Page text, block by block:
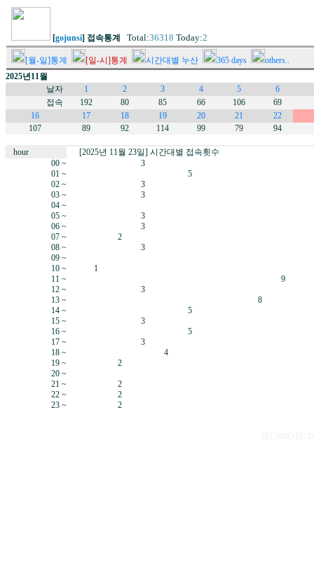
[gojunsi] 접속통계 Total:36318 Today:2
[월-일]통계 [일-시]통계 시간대별 누산 365 days
others..
2025년11월
날자
1 2 3 4 5
6
접속
192 80 85 66 106
69
16
17 18 19 20 21
22
107
89 92 114 99 79 94
hour
[2025년 11월 23일] 시간대별 접속횟수
00 ~
3
01 ~
5
02 ~
3
03 ~
3
04 ~
05 ~
3
06 ~
3
07 ~
2
08 ~
3
09 ~
10 ~
1
11 ~
9
12 ~
3
13 ~
8
14 ~
5
15 ~
3
16 ~
5
17 ~
3
18 ~
4
19 ~
2
20 ~
21 ~
2
22 ~
2
23 ~
2